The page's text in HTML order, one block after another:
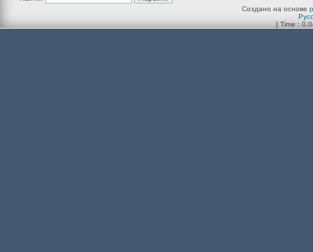
Создано на основе
[ Time :